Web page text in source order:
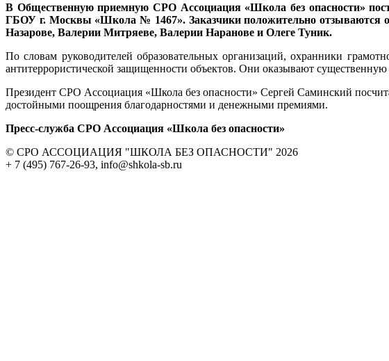
В Общественную приемную СРО Ассоциация «Школа без опасности»
ГБОУ г. Москвы «Школа № 1467». Заказчики положительно отзываются
Назарове, Валерии Митряеве, Валерии Наранове и Олеге Туник.
По словам руководителей образовательных организаций, охранники
антитеррористической защищенности объектов. Они оказывают
Президент СРО Ассоциация «Школа без опасности» Сергей Саминский
достойными поощрения благодарностями и денежными премиями.
Пресс-служба СРО Ассоциация «Школа без опасности»
© СРО АССОЦИАЦИЯ "ШКОЛА БЕЗ ОПАСНОСТИ" 2026
+ 7 (495) 767-26-93, info@shkola-sb.ru